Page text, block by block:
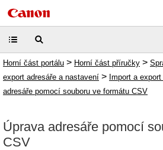
Horní část portálu > Horní část příručky >
export adresáře a nastavení > Import a
adresáře pomocí souboru ve formátu CSV
Úprava adresáře pomocí
CSV